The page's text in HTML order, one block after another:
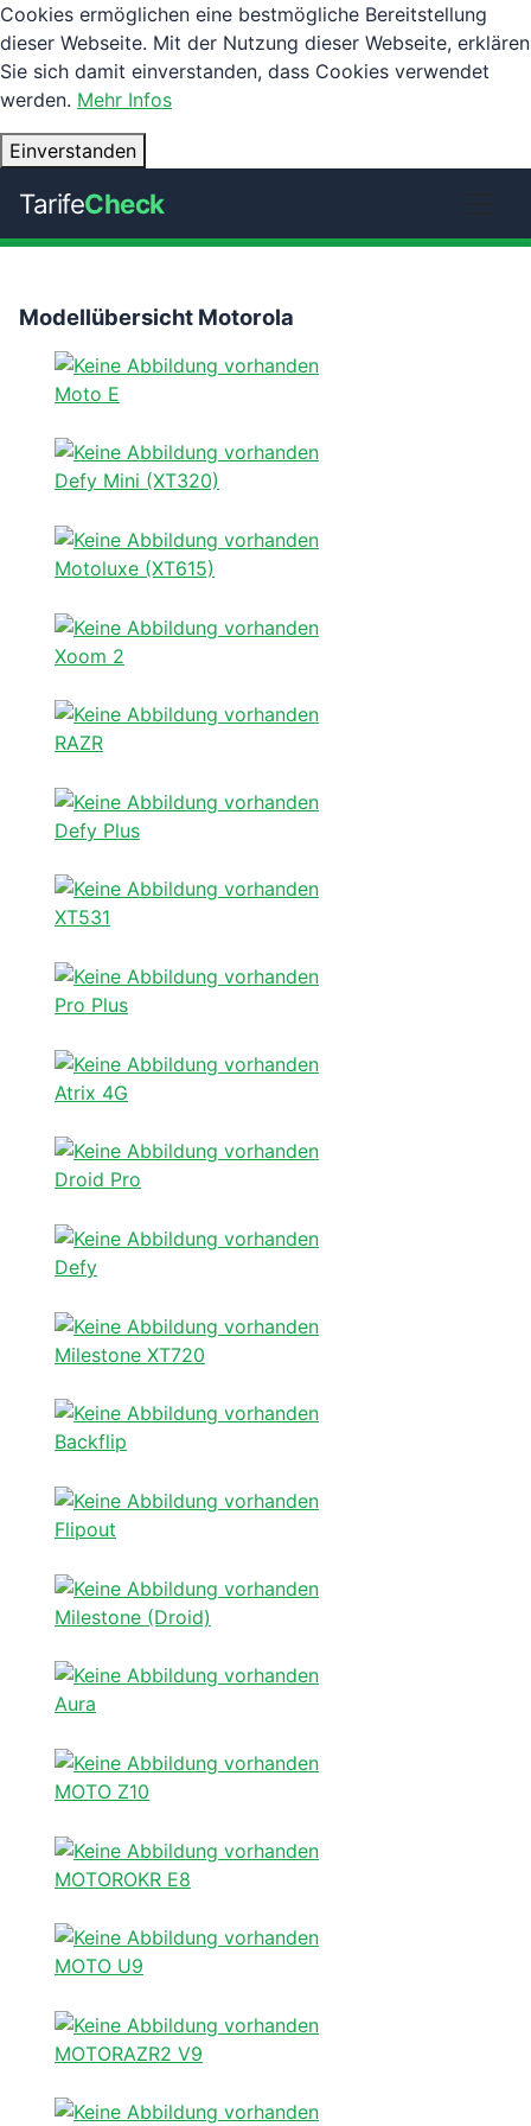
Cookies ermöglichen eine bestmögliche Bereitstellung
dieser Webseite. Mit der Nutzung dieser Webseite, erklären
Sie sich damit einverstanden, dass Cookies verwendet
werden. Mehr Infos
Einverstanden
TarifeCheck
Modellübersicht Motorola
Moto E
Defy Mini (XT320)
Motoluxe (XT615)
Xoom 2
RAZR
Defy Plus
XT531
Pro Plus
Atrix 4G
Droid Pro
Defy
Milestone XT720
Backflip
Flipout
Milestone (Droid)
Aura
MOTO Z10
MOTOROKR E8
MOTO U9
MOTORAZR2 V9